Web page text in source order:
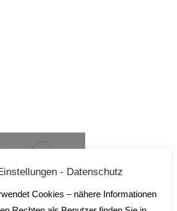
Out of stock
- Datenschutz
Cookies – nähere Informationen